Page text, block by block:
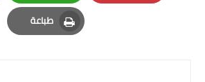
Pinterest
Whatsapp
طباعة
Print